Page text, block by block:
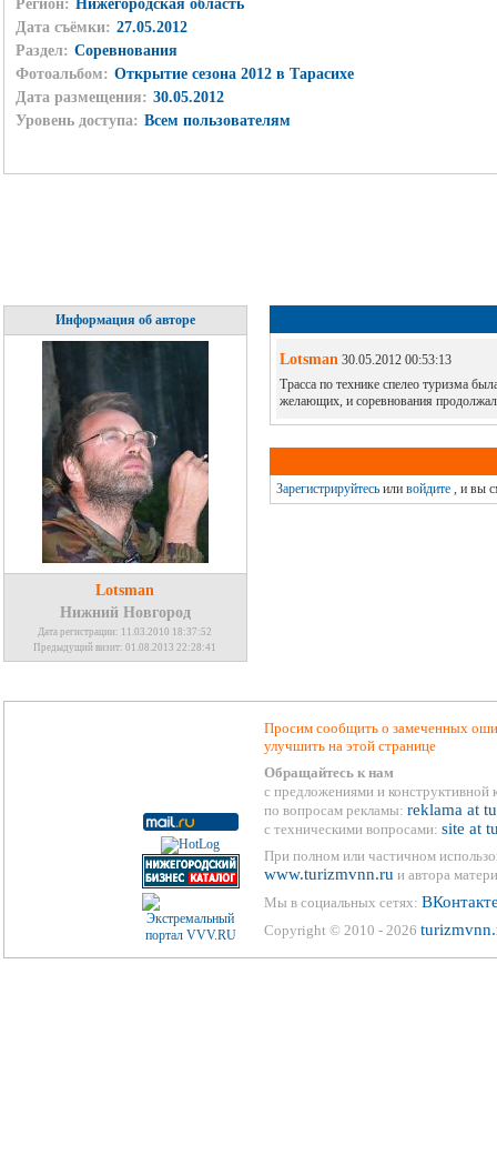
Дата съёмки: 27.05.2012
Раздел: Соревнования
Фотоальбом: Открытие сезона 2012 в Тарасихе
Дата размещения: 30.05.2012
Уровень доступа: Всем пользователям
Информация об авторе
Lotsman
Нижний Новгород
Дата регистрации: 11.03.2010 18:37:52
Предыдущий визит: 01.08.2013 22:28:41
Lotsman30.05.2012 00:53:13
Трасса по технике спелео туризма
желающих, и соревнования
Зарегистрируйтесьили войдите, и вы
Просим сообщить о замеченных
улучшить на этой странице
Обращайтесь к нам
с предложениями и конструктивной
по вопросам рекламы: reklama at
с техническими вопросами: site at
При полном или частичном
www.turizmvnn.ru и автора
Мы в социальных сетях:
Copyright © 2010 - 2026